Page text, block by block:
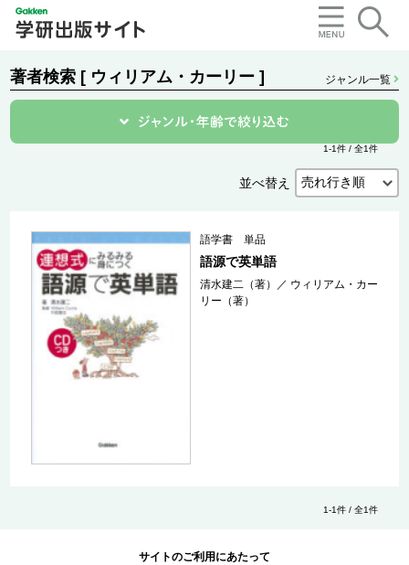
著者検索 [ ウィリアム・カーリー ] ジャンル一覧
1-1件 / 全1件
並べ替え
語学書 単品
語源で英単語
清水建二（著） ／ ウィリアム・カー
リー（著）
1-1件 / 全1件
サイトのご利用にあたって